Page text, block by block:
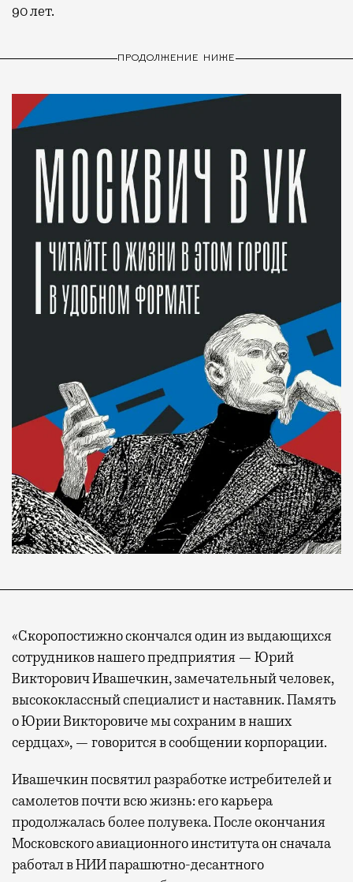
90 лет.
ПРОДОЛЖЕНИЕ НИЖЕ
«Скоропостижно скончался один из выдающихся
сотрудников нашего предприятия — Юрий
Викторович Ивашечкин, замечательный человек,
высококлассный специалист и наставник. Память
о Юрии Викторовиче мы сохраним в наших
сердцах», — говорится в сообщении корпорации.
Ивашечкин посвятил разработке истребителей и
самолетов почти всю жизнь: его карьера
продолжалась более полувека. После окончания
Московского авиационного института он сначала
работал в НИИ парашютно-десантного